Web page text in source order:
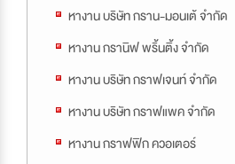
หางาน บริษัท กราน-มอนเต้ จำกัด
หางาน กรานิฟ พริ้นติ้ง จำกัด
หางาน บริษัท กราฟเจนท์ จำกัด
หางาน บริษัท กราฟแพค จำกัด
หางาน กราฟฟิก ควอเตอร์